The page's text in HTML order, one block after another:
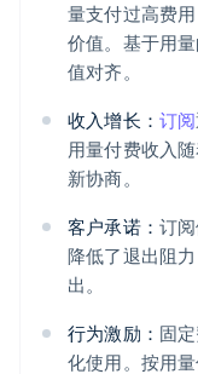
量支付过高费
价值。基于用
值对齐。
收入增长： 订阅
用量付费收入
新协商。
客户承诺： 订
降低了退出阻
出。
行为激励： 固
化使用。按用